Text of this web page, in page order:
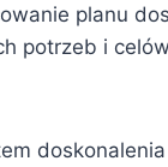
planu
potrzeb i celów